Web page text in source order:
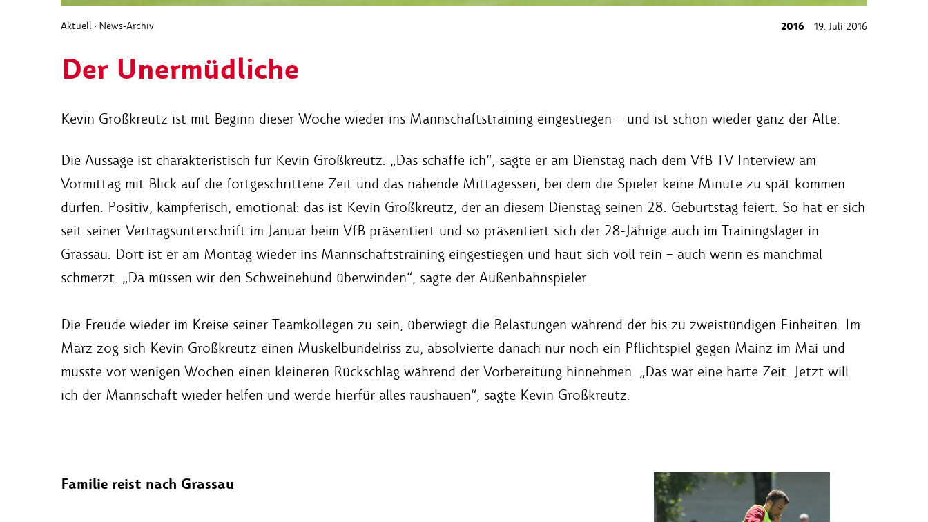
Aktuell › News-Archiv 2016 19. Juli 2016
Der Unermüdliche
Kevin Großkreutz ist mit Beginn dieser Woche wieder ins Mannschaftstraining eingestiegen – und ist schon wieder ganz der Alte.
Die Aussage ist charakteristisch für Kevin Großkreutz. „Das schaffe ich“, sagte er am Dienstag nach dem VfB TV Interview am
Vormittag mit Blick auf die fortgeschrittene Zeit und das nahende Mittagessen, bei dem die Spieler keine Minute zu spät kommen
dürfen. Positiv, kämpferisch, emotional: das ist Kevin Großkreutz, der an diesem Dienstag seinen 28. Geburtstag feiert. So hat er sich
seit seiner Vertragsunterschrift im Januar beim VfB präsentiert und so präsentiert sich der 28-Jährige auch im Trainingslager in
Grassau. Dort ist er am Montag wieder ins Mannschaftstraining eingestiegen und haut sich voll rein – auch wenn es manchmal
schmerzt. „Da müssen wir den Schweinehund überwinden“, sagte der Außenbahnspieler.
Die Freude wieder im Kreise seiner Teamkollegen zu sein, überwiegt die Belastungen während der bis zu zweistündigen Einheiten. Im
März zog sich Kevin Großkreutz einen Muskelbündelriss zu, absolvierte danach nur noch ein Pflichtspiel gegen Mainz im Mai und
musste vor wenigen Wochen einen kleineren Rückschlag während der Vorbereitung hinnehmen. „Das war eine harte Zeit. Jetzt will
ich der Mannschaft wieder helfen und werde hierfür alles raushauen“, sagte Kevin Großkreutz.
Familie reist nach Grassau